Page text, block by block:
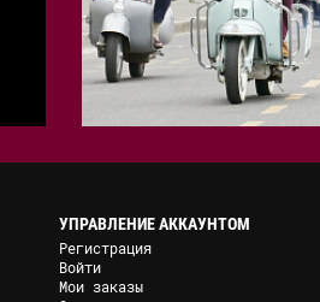
УПРАВЛЕНИЕ АККАУНТОМ
Регистрация
Войти
Мои заказы